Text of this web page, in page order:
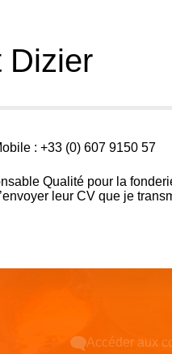
Dizier
: +33 (0) 607 9150 57
Qualité pour la
leur CV que je
Accéder aux